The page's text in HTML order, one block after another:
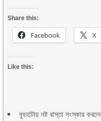
Share this:
Facebook X
Like this:
বুধহাটায় নষ্ট রাস্তা সংস্কার